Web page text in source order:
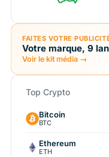
FAITES VOTRE
Votre marque, 9
Voir le kit média →
Top Crypto
Bitcoin
BTC
Ethereum
ETH